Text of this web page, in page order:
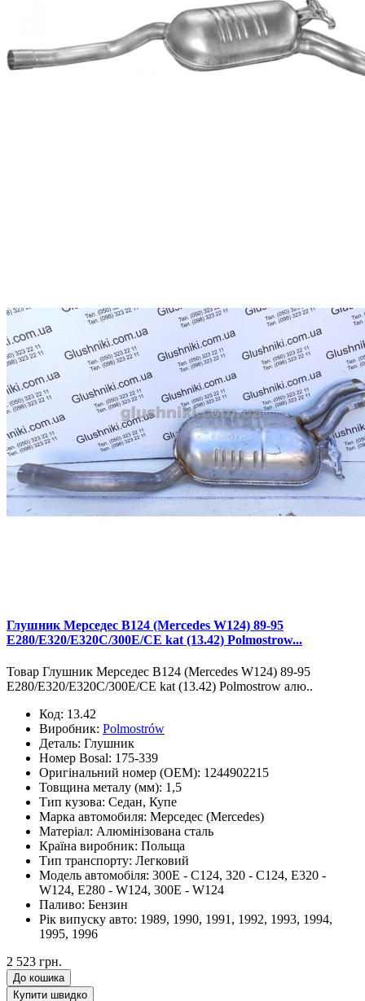
Глушник Мерседес В124 (Mercedes W124) 89-95
E280/E320/E320C/300E/CE kat (13.42) Polmostrow...
Товар Глушник Мерседес В124 (Mercedes W124) 89-95
E280/E320/E320C/300E/CE kat (13.42) Polmostrow алю..
Код: 13.42
Виробник: Polmostrów
Деталь: Глушник
Номер Bosal: 175-339
Оригінальний номер (OEM): 1244902215
Товщина металу (мм): 1,5
Тип кузова: Седан, Купе
Марка автомобиля: Мерседес (Mercedes)
Матеріал: Алюмінізована сталь
Країна виробник: Польща
Тип транспорту: Легковий
Модель автомобіля: 300E - C124, 320 - C124, E320 -
W124, E280 - W124, 300E - W124
Паливо: Бензин
Рік випуску авто: 1989, 1990, 1991, 1992, 1993, 1994,
1995, 1996
2 523 грн.
До кошика
Купити швидко